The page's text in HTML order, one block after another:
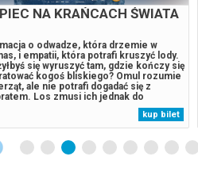
NA KRAŃCACH ŚWIATA
o odwadze, która drzemie w
i empatii, która potrafi kruszyć lody.
się wyruszyć tam, gdzie kończy się
kogoś bliskiego? Omul rozumie
ale nie potrafi dogadać się z
Los zmusi ich jednak do
gdy mityczna istota odbierze duszę
To nie będzie jednak tylko walka z
ale przede...
kup bilet